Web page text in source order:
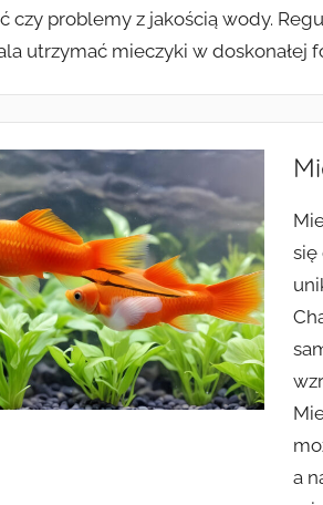
czy problemy z jakością wody.
utrzymać mieczyki w doskonałej
się
a